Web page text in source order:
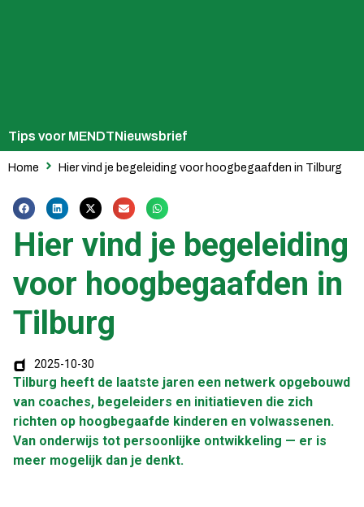
Tips voor MENDTNieuwsbrief
Home Hier vind je begeleiding voor hoogbegaafden in Tilburg
Hier vind je begeleiding
voor hoogbegaafden in
Tilburg
2025-10-30
Tilburg heeft de laatste jaren een netwerk opgebouwd
van coaches, begeleiders en initiatieven die zich
richten op hoogbegaafde kinderen en volwassenen.
Van onderwijs tot persoonlijke ontwikkeling — er is
meer mogelijk dan je denkt.